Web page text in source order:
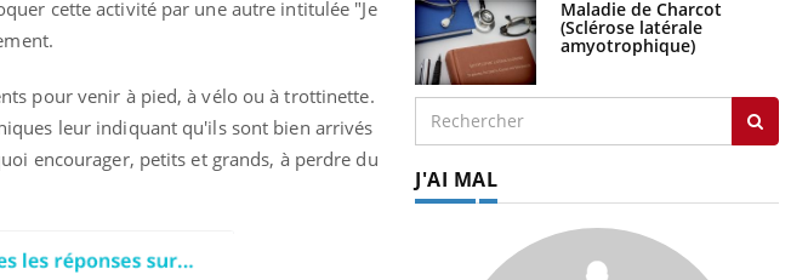
cette activité par une autre intitulée "Je
pour venir à pied, à vélo ou à trottinette.
leur indiquant qu'ils sont bien arrivés
encourager, petits et grands, à perdre du
Maladie de Charcot
(Sclérose latérale
amyotrophique)
J'AI MAL